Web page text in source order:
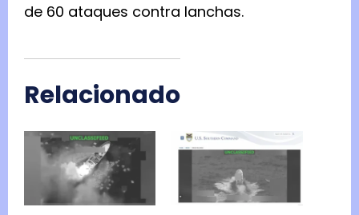
de 60 ataques contra lanchas.
Relacionado